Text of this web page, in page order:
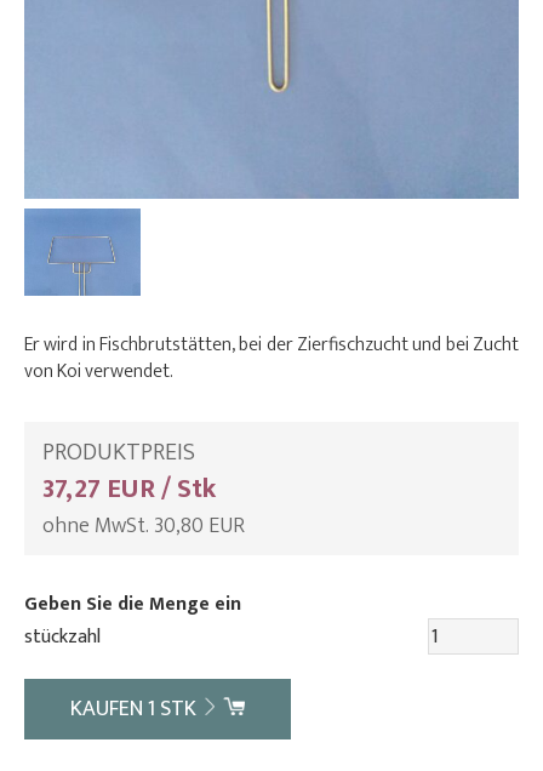
Er wird in Fischbrutstätten, bei der Zierfischzucht und bei Zucht
von Koi verwendet.
PRODUKTPREIS
37,27 EUR / Stk
ohne MwSt. 30,80 EUR
Geben Sie die Menge ein
stückzahl
KAUFEN1 STK